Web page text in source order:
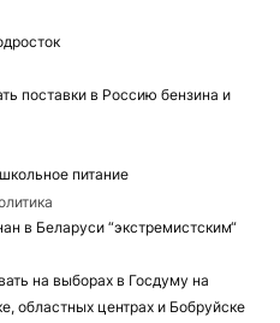
поставки в Россию бензина и
питание
в Беларуси “экстремистским“
на выборах в Госдуму на
областных центрах и Бобруйске